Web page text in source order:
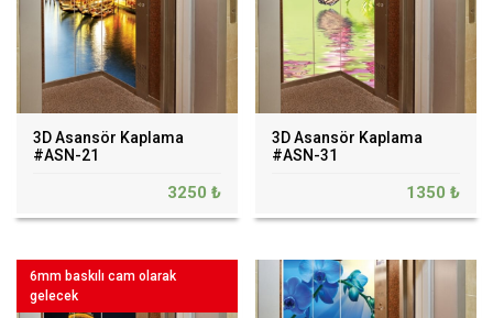
3D Asansör Kaplama
#ASN-21
3250 ₺
3D Asansör Kaplama
#ASN-31
1350 ₺
6mm baskılı cam olarak
gelecek